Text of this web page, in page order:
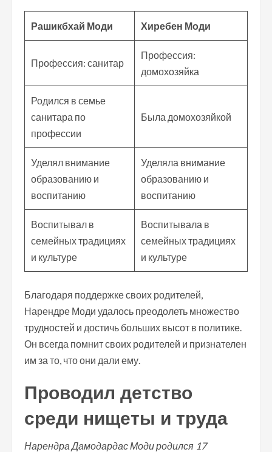
Рашикбхай Моди Хиребен Моди
Профессия: санитар
Профессия:
домохозяйка
Родился в семье
санитара по
профессии
Была домохозяйкой
Уделял внимание
образованию и
воспитанию
Уделяла внимание
образованию и
воспитанию
Воспитывал в
семейных традициях
и культуре
Воспитывала в
семейных традициях
и культуре
Благодаря поддержке своих родителей,
Нарендре Моди удалось преодолеть множество
трудностей и достичь больших высот в политике.
Он всегда помнит своих родителей и признателен
им за то, что они дали ему.
Проводил детство
среди нищеты и труда
Нарендра Дамодардас Моди родился 17